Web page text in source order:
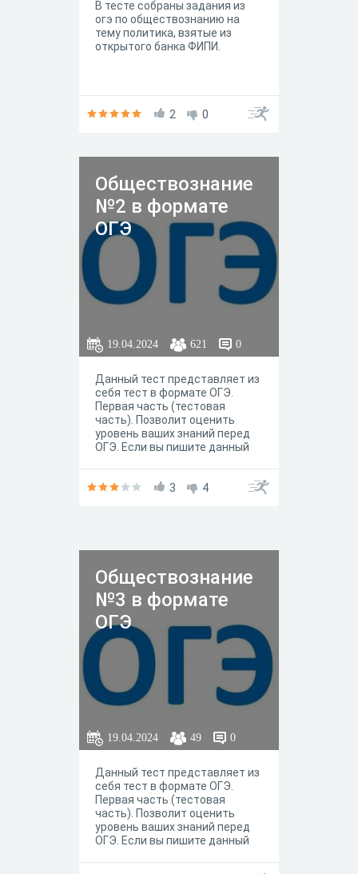
В тесте собраны задания из
огэ по обществознанию на
тему политика, взятые из
открытого банка ФИПИ.
2 0
Обществознание
№2 в формате
ОГЭ
19.04.2024 621 0
Данный тест представляет из
себя тест в формате ОГЭ.
Первая часть (тестовая
часть). Позволит оценить
уровень ваших знаний перед
ОГЭ. Если вы пишите данный
беспокоиться. С высокой
3 4
Обществознание
№3 в формате
ОГЭ
19.04.2024 49 0
Данный тест представляет из
себя тест в формате ОГЭ.
Первая часть (тестовая
часть). Позволит оценить
уровень ваших знаний перед
ОГЭ. Если вы пишите данный